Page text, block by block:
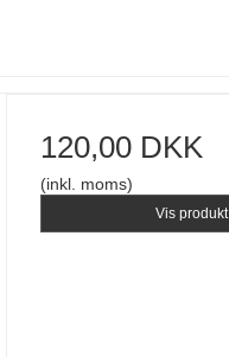
120,00 DKK
(inkl. moms)
Vis produkt